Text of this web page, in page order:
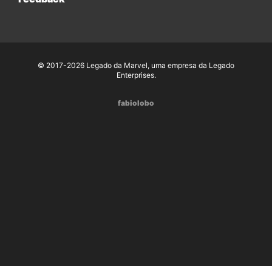
© 2017-2026 Legado da Marvel, uma empresa da Legado
Enterprises.
fabiolobo